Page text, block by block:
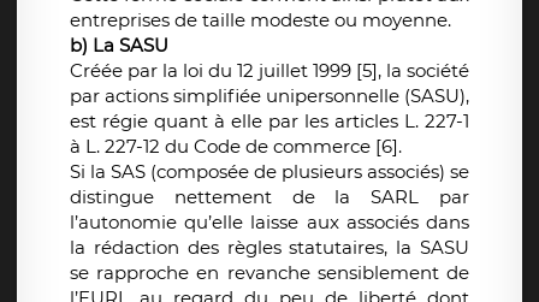
entreprises de taille modeste ou moyenne.
b) La SASU
Créée par la loi du 12 juillet 1999 [5], la société
par actions simplifiée unipersonnelle (SASU),
est régie quant à elle par les articles L. 227-1
à L. 227-12 du Code de commerce [6].
Si la SAS (composée de plusieurs associés) se
distingue nettement de la SARL par
l’autonomie qu’elle laisse aux associés dans
la rédaction des règles statutaires, la SASU
se rapproche en revanche sensiblement de